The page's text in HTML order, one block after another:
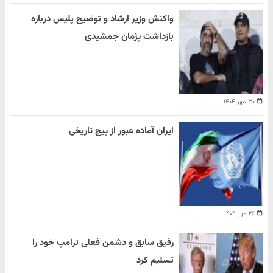
۳۰ مهر ۱۴۰۴
واکنش وزیر ارشاد و توضیح پلیس درباره
بازداشت پژمان جمشیدی
۲۶ مهر ۱۴۰۴
ایران آماده عبور از پیچ تاریخی
رفیق سابق و دشمن فعلی ترامپ خود را
تسلیم کرد